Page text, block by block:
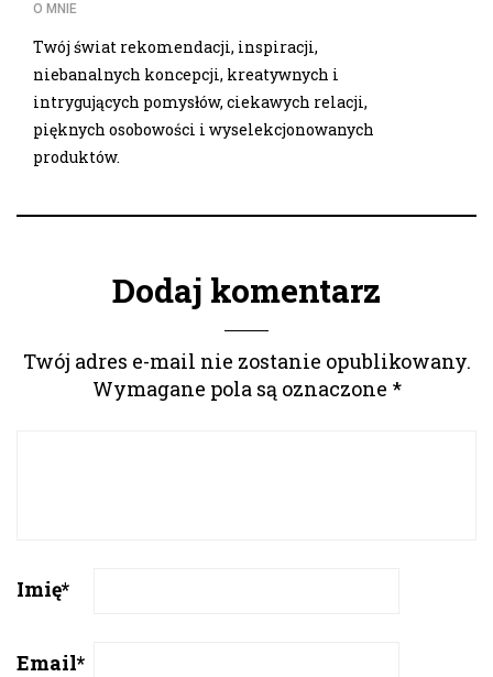
O MNIE
Twój świat rekomendacji, inspiracji,
niebanalnych koncepcji, kreatywnych i
intrygujących pomysłów, ciekawych relacji,
pięknych osobowości i wyselekcjonowanych
produktów.
Dodaj komentarz
Twój adres e-mail nie zostanie opublikowany.
Wymagane pola są oznaczone *
Imię*
Email*